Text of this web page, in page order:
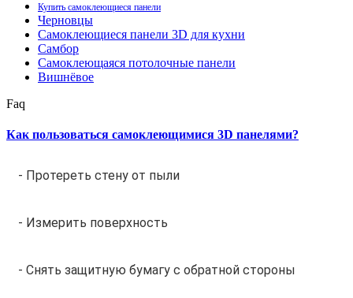
Купить самоклеющиеся панели
Черновцы
Самоклеющиеся панели 3D для кухни
Самбор
Самоклеющаяся потолочные панели
Вишнёвое
Faq
Как пользоваться самоклеющимися 3D панелями?
- Протереть стену от пыли
- Измерить поверхность
- Снять защитную бумагу с обратной стороны